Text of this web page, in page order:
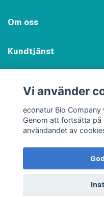
Om oss
Kundtjänst
Sociala medier
© 2026 econatur
Vi använder
econatur Bio
Genom att fortsätta på
användandet av